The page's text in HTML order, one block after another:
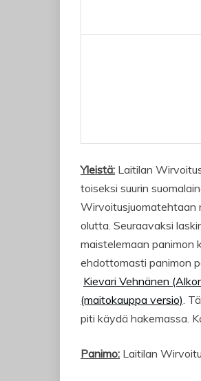
Yleistä: Laitilan
toiseksi suurin
Wirvoitusjuomatehtaan
olutta. Seuraavaksi
maistelemaan panimon
ehdottomasti panimon
Kievari Vehnänen
(maitokauppa versio).
piti käydä hakemassa.
Panimo: Laitilan